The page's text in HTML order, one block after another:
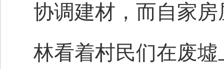
协调建材，而自家
林看着村民们在废